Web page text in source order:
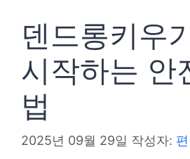
덴드롱키우
시작하는 안
법
2025년 09월 29일 작성자: